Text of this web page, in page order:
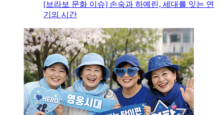
[브라보 문화 이슈] 손숙과 하예린, 세대를 잇는 연
기의 시간